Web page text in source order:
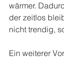
wärmer.
der zeitlos
nicht trendig,
Ein weiterer